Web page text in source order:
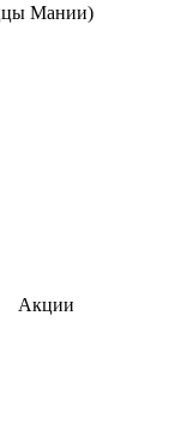
Мании)
Акции